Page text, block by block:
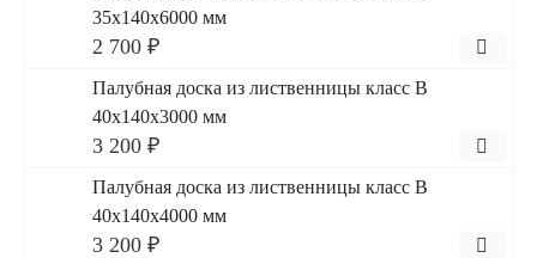
35x140x6000 мм
2 700 ₽
Палубная доска из лиственницы класс В
40x140x3000 мм
3 200 ₽
Палубная доска из лиственницы класс В
40x140x4000 мм
3 200 ₽